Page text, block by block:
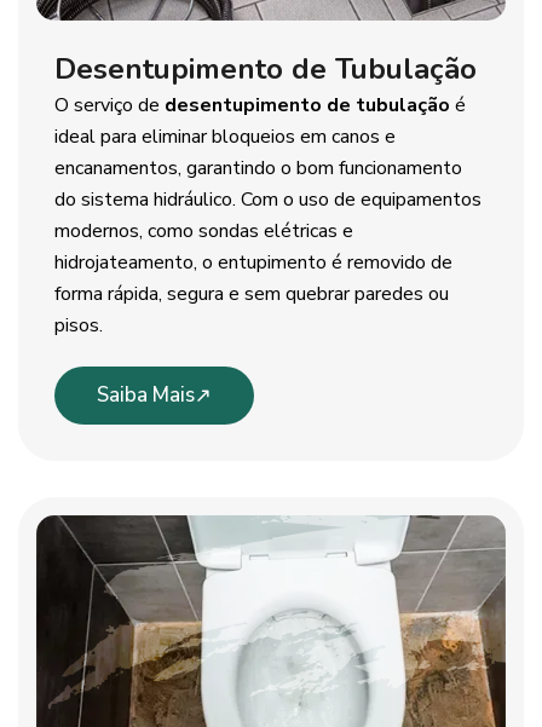
Desentupimento de Tubulação
O serviço de desentupimento de tubulação é
ideal para eliminar bloqueios em canos e
encanamentos, garantindo o bom funcionamento
do sistema hidráulico. Com o uso de equipamentos
modernos, como sondas elétricas e
hidrojateamento, o entupimento é removido de
forma rápida, segura e sem quebrar paredes ou
pisos.
Saiba Mais